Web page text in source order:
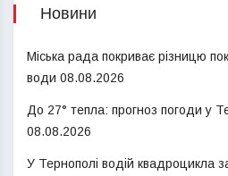
Новини
Міська рада покриває різницю
води 08.08.2026
До 27° тепла: прогноз погоди у
08.08.2026
У Тернополі водій квадроцикла